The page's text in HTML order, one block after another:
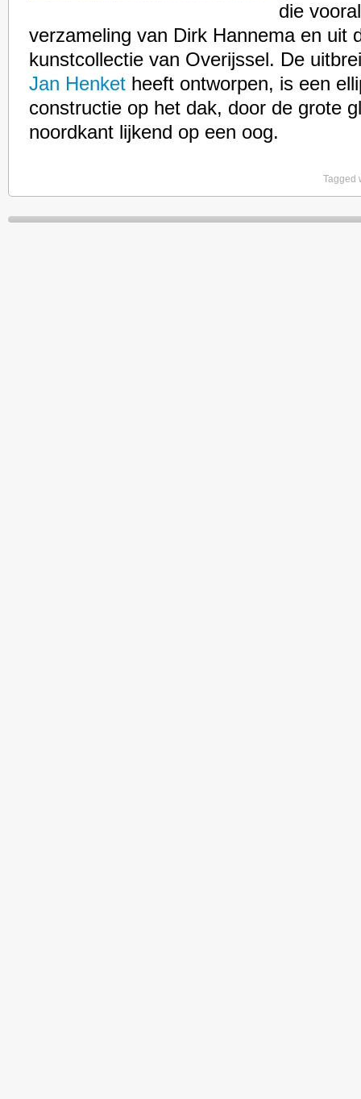
die
verzameling van Dirk Hannema en uit
kunstcollectie van Overijssel. De
Jan Henket heeft ontworpen, is een
constructie op het dak, door de grote
noordkant lijkend op een oog.
Tagged